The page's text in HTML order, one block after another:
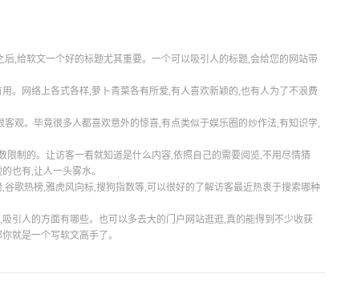
,给软文一个好的标题尤其重要。一个可以吸引人的标题,会给您的网站带
网络上各式各样,萝卜青菜各有所爱,有人喜欢新颖的,也有人为了不浪费
。毕竟很多人都喜欢意外的惊喜,有点类似于娱乐圈的炒作法,有知识学,
制的。让访客一看就知道是什么内容,依照自己的需要阅览,不用尽情猜
也有,让人一头雾水。
热榜,雅虎风向标,搜狗指数等,可以很好的了解访客最近热衷于搜索哪种
人的方面有哪些。也可以多去大的门户网站逛逛,真的能得到不少收获
就是一个写软文高手了。